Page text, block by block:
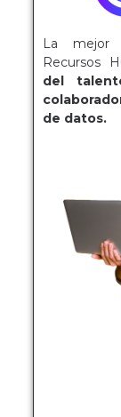
La mejor
Recursos
del
de datos.